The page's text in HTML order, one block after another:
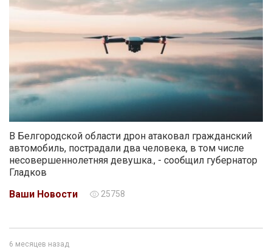
В Белгородской области дрон атаковал гражданский
автомобиль, пострадали два человека, в том числе
несовершеннолетняя девушка., - сообщил губернатор
Гладков
Ваши Новости
25758
6 месяцев назад